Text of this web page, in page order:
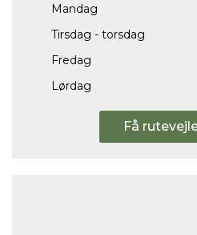
Mandag
Tirsdag - torsdag
Fredag
Lørdag
Få